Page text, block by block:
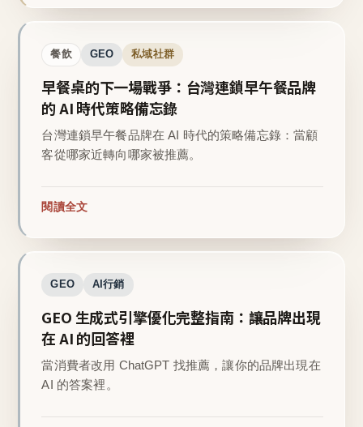
餐飲 GEO 私域社群
早餐桌的下一場戰爭：台灣連鎖早午餐品牌
的 AI 時代策略備忘錄
台灣連鎖早午餐品牌在 AI 時代的策略備忘錄：當顧
客從哪家近轉向哪家被推薦。
閱讀全文
GEO AI行銷
GEO 生成式引擎優化完整指南：讓品牌出現
在 AI 的回答裡
當消費者改用 ChatGPT 找推薦，讓你的品牌出現在
AI 的答案裡。